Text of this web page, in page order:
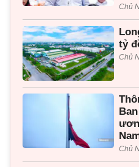
Chủ
tỷ
Chủ
Chủ